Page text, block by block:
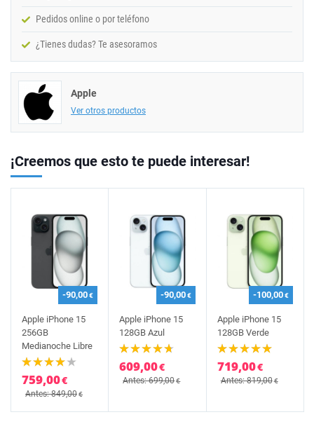
Pedidos online o por teléfono
¿Tienes dudas? Te asesoramos
Apple
Ver otros productos
¡Creemos que esto te puede interesar!
-90,00€
Apple iPhone 15
256GB
Medianoche Libre
759,00€
Antes: 849,00€
-90,00€
Apple iPhone 15
128GB Azul
609,00€
Antes: 699,00€
-100,00€
Apple iPhone 15
128GB Verde
719,00€
Antes: 819,00€